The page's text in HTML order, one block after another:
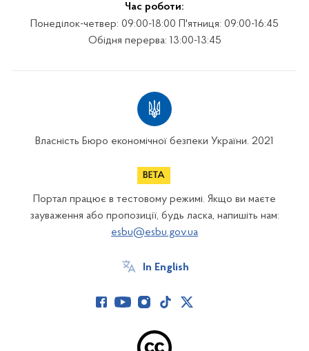
Час роботи:
Понеділок-четвер: 09:00-18:00 П'ятниця: 09:00-16:45
Обідня перерва: 13:00-13:45
Власність Бюро економічної безпеки України. 2021
Портал працює в тестовому режимі. Якщо ви маєте
зауваження або пропозиції, будь ласка, напишіть нам:
esbu@esbu.gov.ua
In English